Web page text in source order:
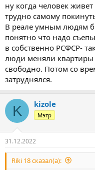
ну когда человек
трудно самому
В реале умным людям
понятно что надо
в собственно РСФСР-
люди меняли
свободно. Потом со
затруднялся.
K kizole
Мэтр
31.12.2022
Riki 18 сказал(а):